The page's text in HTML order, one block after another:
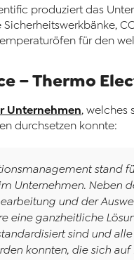
produziert das
für den
– Thermo
Unternehmen, welches
durchsetzen konnte:
stand
Unternehmen. Neben
und der
eine ganzheitliche
sind und
konnten, die sich